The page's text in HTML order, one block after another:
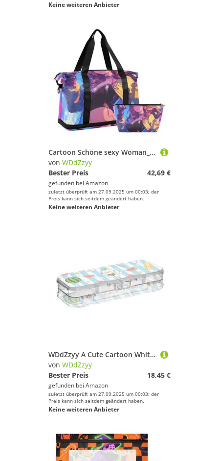
Keine weiteren Anbieter
Cartoon Schöne sexy Woman_3 Reisetasche mit Nasstasche, verstellbarer Riemen, Fitnessstudio, Handgepäcktasche für Yoga, faltbar, für Männer und Frauen
von WDdZzyy
Bester Preis
42,69 €
gefunden bei Amazon
zuletzt überprüft am 27.09.2025 um 00:03; der
Preis kann sich seitdem geändert haben.
Keine weiteren Anbieter
WDdZzyy A Cute Cartoon White Vacation Cat Clear Pencils Box Double Deck Hard Pens Case Boxes for Kids with Snap-Tight Lid
von WDdZzyy
Bester Preis
18,45 €
gefunden bei Amazon
zuletzt überprüft am 27.09.2025 um 00:03; der
Preis kann sich seitdem geändert haben.
Keine weiteren Anbieter